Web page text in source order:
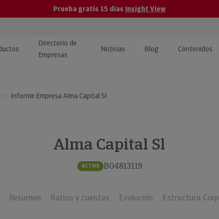
Prueba gratis 15 días Insight View
· Recuperación de
Directorio de
Empresas
Noticias Blog Contenidos
y tutoriales
Investigada
Informe Empresa Alma Capital Sl
Alma Capital Sl
ACTIVA B04813119
Resumen Ratios y cuentas Evolución Estructura